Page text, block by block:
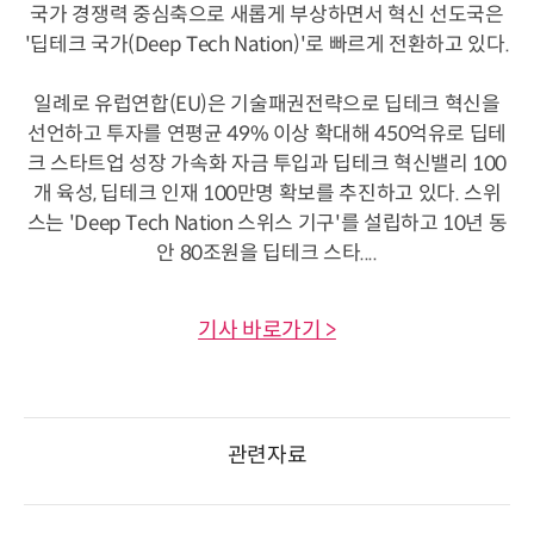
국가 경쟁력 중심축으로 새롭게 부상하면서 혁신 선도국은
'딥테크 국가(Deep Tech Nation)'로 빠르게 전환하고 있다.
일례로 유럽연합(EU)은 기술패권전략으로 딥테크 혁신을
선언하고 투자를 연평균 49% 이상 확대해 450억유로 딥테
크 스타트업 성장 가속화 자금 투입과 딥테크 혁신밸리 100
개 육성, 딥테크 인재 100만명 확보를 추진하고 있다. 스위
스는 'Deep Tech Nation 스위스 기구'를 설립하고 10년 동
안 80조원을 딥테크 스타....
기사 바로가기 >
관련자료